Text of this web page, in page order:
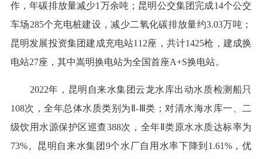
作，年碳排放量减少1万余吨；昆明公交集团完成14个公交
车场285个充电桩建设，减少二氧化碳排放量约3.03万吨；
昆明发展投资集团建成充电站112座，共计1425枪，建成换
电站27座，其中嵩明换电站为全国首座A+S换电站。
2022年，昆明自来水集团云龙水库出动水质检测船只
108次，全年总体水质类别为Ⅱ-Ⅲ类；对清水海水库一、二
级饮用水源保护区巡查388次，全年Ⅱ类原水水质达标率为
73%。昆明自来水集团9个水厂自用水率下降到1.61%，优